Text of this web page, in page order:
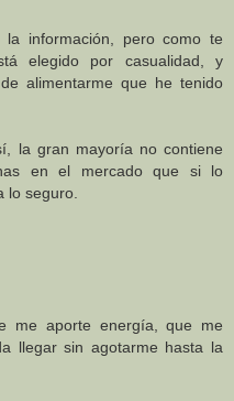
información, pero como te
elegido por casualidad, y
alimentarme que he tenido
la gran mayoría no contiene
en el mercado que si lo
lo seguro.
me aporte energía, que me
llegar sin agotarme hasta la